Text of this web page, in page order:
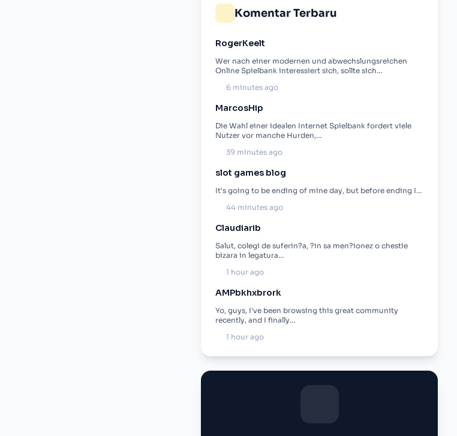
Komentar Terbaru
RogerKeelt
Wer nach einer modernen und abwechslungsreichen
Online Spielbank interessiert sich, sollte sich…
6 minutes ago
MarcosHip
Die Wahl einer idealen Internet Spielbank fordert viele
Nutzer vor manche Hurden,…
39 minutes ago
slot games blog
It's going to be ending of mine day, but before ending I…
44 minutes ago
Claudiarib
Salut, colegi de suferin?a, ?in sa men?ionez o chestie
bizara in legatura…
1 hour ago
AMPbkhxbrork
Yo, guys, I've been browsing this great community
recently, and I finally…
1 hour ago